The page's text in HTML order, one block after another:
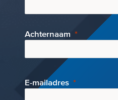
Achternaam
E-mailadres